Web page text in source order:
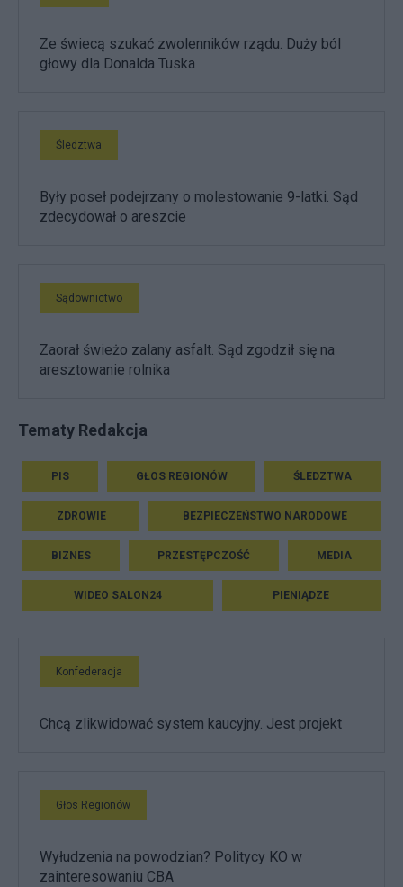
Ze świecą szukać zwolenników rządu. Duży ból
głowy dla Donalda Tuska
Śledztwa
Były poseł podejrzany o molestowanie 9-latki. Sąd
zdecydował o areszcie
Sądownictwo
Zaorał świeżo zalany asfalt. Sąd zgodził się na
aresztowanie rolnika
Tematy Redakcja
PIS GŁOS REGIONÓW ŚLEDZTWA
ZDROWIE BEZPIECZEŃSTWO NARODOWE
BIZNES PRZESTĘPCZOŚĆ MEDIA
WIDEO SALON24 PIENIĄDZE
Konfederacja
Chcą zlikwidować system kaucyjny. Jest projekt
Głos Regionów
Wyłudzenia na powodzian? Politycy KO w
zainteresowaniu CBA